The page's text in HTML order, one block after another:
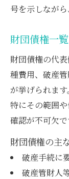
号を示しなが
財団債権一
財団債権の代
種費用、破産
が挙げられま
特にその範囲
確認が不可欠で
財団債権の主
破産手続に
破産管財人